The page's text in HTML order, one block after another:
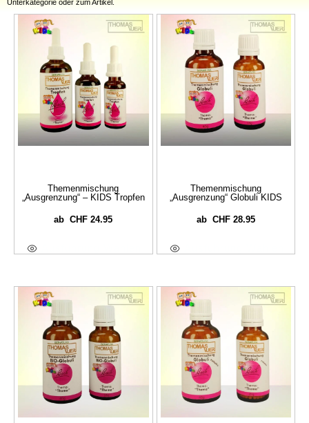
Unterkategorie oder zum Artikel.
Themenmischung
„Ausgrenzung“ – KIDS Tropfen
abCHF 24.95
Themenmischung
„Ausgrenzung“ Globuli KIDS
ab CHF28.95